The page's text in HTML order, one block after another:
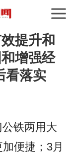
提升和
增强经
看落实
铁两用大
便捷；3月